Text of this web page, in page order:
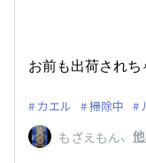
お前も出荷されち
カエル 掃除中
もざえもん、